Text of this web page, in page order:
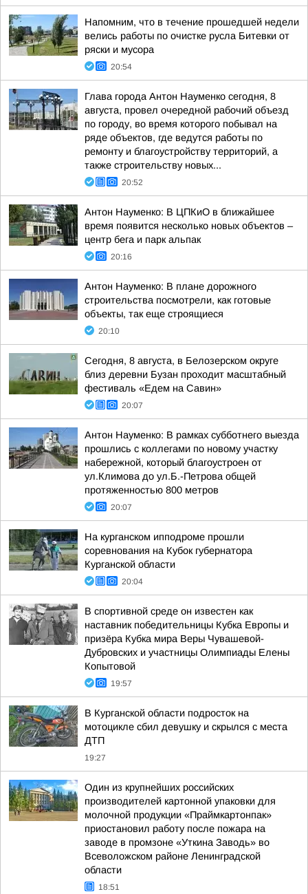
Напомним, что в течение прошедшей недели
велись работы по очистке русла Битевки от
ряски и мусора
20:54
Глава города Антон Науменко сегодня, 8
августа, провел очередной рабочий объезд
по городу, во время которого побывал на
ряде объектов, где ведутся работы по
ремонту и благоустройству территорий, а
также строительству новых...
20:52
Антон Науменко: В ЦПКиО в ближайшее
время появится несколько новых объектов –
центр бега и парк альпак
20:16
Антон Науменко: В плане дорожного
строительства посмотрели, как готовые
объекты, так еще строящиеся
20:10
Сегодня, 8 августа, в Белозерском округе
близ деревни Бузан проходит масштабный
фестиваль «Едем на Савин»
20:07
Антон Науменко: В рамках субботнего выезда
прошлись с коллегами по новому участку
набережной, который благоустроен от
ул.Климова до ул.Б.-Петрова общей
протяженностью 800 метров
20:07
На курганском ипподроме прошли
соревнования на Кубок губернатора
Курганской области
20:04
В спортивной среде он известен как
наставник победительницы Кубка Европы и
призёра Кубка мира Веры Чувашевой-
Дубровских и участницы Олимпиады Елены
Копытовой
19:57
В Курганской области подросток на
мотоцикле сбил девушку и скрылся с места
ДТП
19:27
Один из крупнейших российских
производителей картонной упаковки для
молочной продукции «Праймкартонпак»
приостановил работу после пожара на
заводе в промзоне «Уткина Заводь» во
Всеволожском районе Ленинградской
области
18:51